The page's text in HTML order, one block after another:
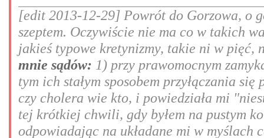
[edit 2013-12-29] Powrót do Gorzowa, o
szeptem. Oczywiście nie ma co w takich
jakieś typowe kretynizmy, takie ni w pięć,
mnie sądów: 1) przy prawomocnym
tym ich stałym sposobem przyłączania
czy cholera wie kto, i powiedziała mi
tej krótkiej chwili, gdy byłem na pustym
odpowiadając na układane mi w myślach